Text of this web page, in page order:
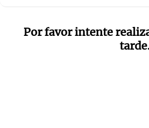
Por favor intente